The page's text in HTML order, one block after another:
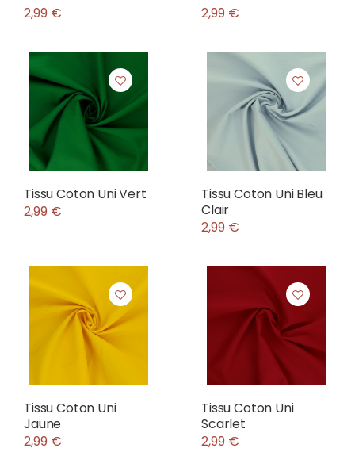
2,99 €
2,99 €
Tissu Coton Uni Vert
2,99 €
Tissu Coton Uni Bleu
Clair
2,99 €
Tissu Coton Uni
Jaune
2,99 €
Tissu Coton Uni
Scarlet
2,99 €